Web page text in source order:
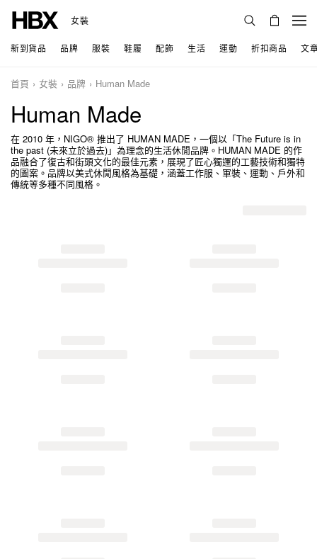
女裝
新到貨品 品牌 服裝 鞋履 配飾 生活 運動 折扣商品 文
首頁 女裝 品牌 Human Made
Human Made
在 2010 年，NIGO® 推出了 HUMAN MADE，一個以「The Future is in
the past (未來立於過去)」為理念的生活休閒品牌。HUMAN MADE 的作
品融合了復古和街頭文化的最佳元素，展現了匠心獨運的工藝技術和獨特
的圖案。品牌以美式休閒風格為基礎，涵蓋工作服、軍裝、運動、戶外和
傳統等多種不同風格。